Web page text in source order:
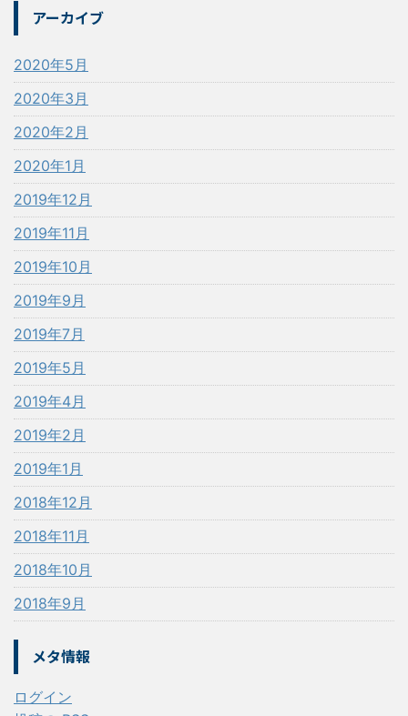
アーカイブ
2020年5月
2020年3月
2020年2月
2020年1月
2019年12月
2019年11月
2019年10月
2019年9月
2019年7月
2019年5月
2019年4月
2019年2月
2019年1月
2018年12月
2018年11月
2018年10月
2018年9月
メタ情報
ログイン